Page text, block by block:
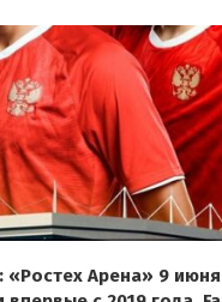
«Ростех Арена» 9